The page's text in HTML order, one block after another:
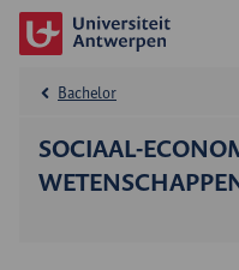
SOCIAAL-
Bachelor